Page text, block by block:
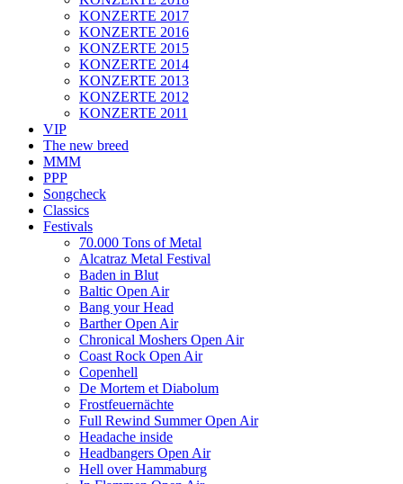
KONZERTE 2017
KONZERTE 2016
KONZERTE 2015
KONZERTE 2014
KONZERTE 2013
KONZERTE 2012
KONZERTE 2011
VIP
The new breed
MMM
PPP
Songcheck
Classics
Festivals
70.000 Tons of Metal
Alcatraz Metal Festival
Baden in Blut
Baltic Open Air
Bang your Head
Barther Open Air
Chronical Moshers Open Air
Coast Rock Open Air
Copenhell
De Mortem et Diabolum
Frostfeuernächte
Full Rewind Summer Open Air
Headache inside
Headbangers Open Air
Hell over Hammaburg